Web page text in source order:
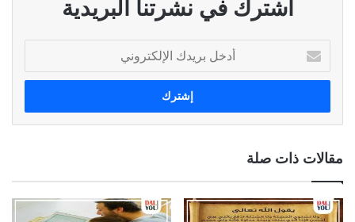
اشترك في نشرتنا البريدية
خ
ب
د
ك
ا
ل
مقالات ذات صلة